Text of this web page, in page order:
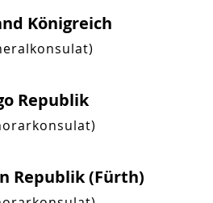
Königreich
Republik
Republik (Fürth)